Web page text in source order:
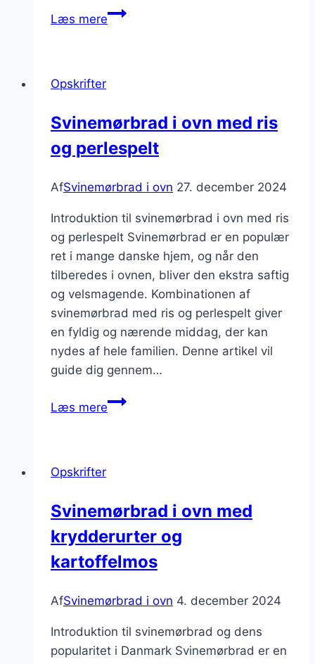
Læs mereSvinemørbrad
Opskrifter
Svinemørbrad i ovn med ris
og perlespelt
AfSvinemørbrad i ovn 27. december 2024
Introduktion til svinemørbrad i ovn med ris
og perlespelt Svinemørbrad er en populær
ret i mange danske hjem, og når den
tilberedes i ovnen, bliver den ekstra saftig
og velsmagende. Kombinationen af
svinemørbrad med ris og perlespelt giver
en fyldig og nærende middag, der kan
nydes af hele familien. Denne artikel vil
guide dig gennem…
Læs mereSvinemørbrad
perlespelt
Opskrifter
Svinemørbrad i ovn med
krydderurter og
kartoffelmos
AfSvinemørbrad i ovn 4. december 2024
Introduktion til svinemørbrad og dens
popularitet i Danmark Svinemørbrad er en